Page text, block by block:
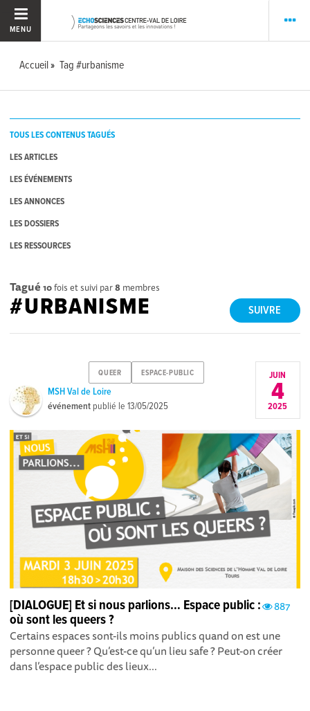
MENU
Accueil Tag #urbanisme
TOUS LES CONTENUS TAGUÉS
LES ARTICLES
LES ÉVÉNEMENTS
LES ANNONCES
LES DOSSIERS
LES RESSOURCES
Tagué 10fois et suivi par8 membres
SUIVRE
#URBANISME
QUEER ESPACE-PUBLIC
MSH Val de Loire
événement publié le13/05/2025
JUIN
4
2025
887
[DIALOGUE] Et si nous parlions… Espace public :
où sont les queers ?
Certains espaces sont-ils moins publics quand on est une
personne queer ? Qu’est-ce qu’un lieu safe ? Peut-on créer
dans l’espace public des lieux...